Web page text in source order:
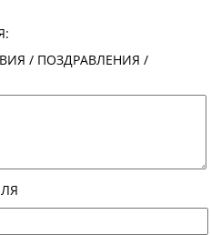
/ ПОЗДРАВЛЕНИЯ /